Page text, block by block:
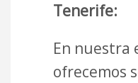
Tenerife:
En nuestra
ofrecemos